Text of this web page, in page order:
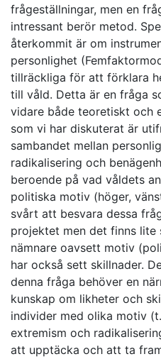
frågeställningar, men en
intressant berör metod.
återkommit är om
personlighet
tillräckliga för att förklara
till våld. Detta är en fråga
vidare både teoretiskt och
som vi har diskuterat är
sambandet mellan
radikalisering och
beroende på vad våldets
politiska motiv (höger,
svårt att besvara dessa
projektet men det finns lite
nämnare oavsett motiv
har också sett skillnader.
denna fråga behöver en
kunskap om likheter och
individer med olika motiv
extremism och
att upptäcka och att ta